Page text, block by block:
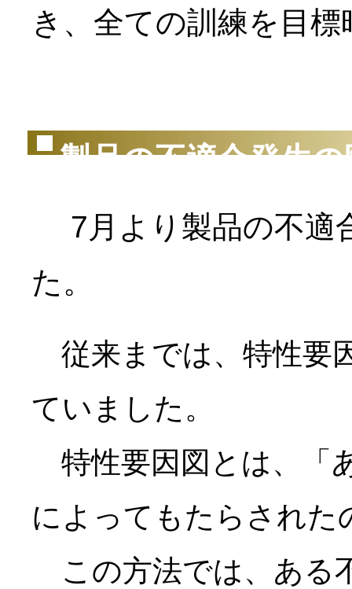
き、全ての訓練を目
製品の不適合発生
7月より製品の不適
た。
従来までは、特性要
ていました。
特性要因図とは、「
によってもたらされた
この方法では、ある